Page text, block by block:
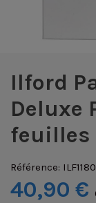
Ilford
Deluxe
feuilles
Référence:
40,90 €